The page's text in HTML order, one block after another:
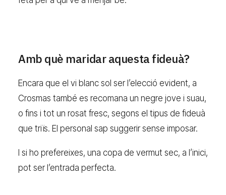
Amb què maridar aquesta fideuà?
Encara que el vi blanc sol ser l’elecció evident, a
Crosmas també es recomana un negre jove i suau,
o fins i tot un rosat fresc, segons el tipus de fideuà
que triïs. El personal sap suggerir sense imposar.
I si ho prefereixes, una copa de vermut sec, a l’inici,
pot ser l’entrada perfecta.